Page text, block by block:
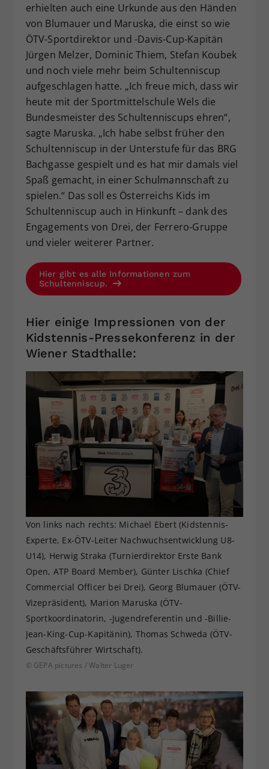
erhielten auch eine Urkunde aus den Händen
von Blumauer und Maruska, die einst so wie
ÖTV-Sportdirektor und -Davis-Cup-Kapitän
Jürgen Melzer, Dominic Thiem, Stefan Koubek
und noch viele mehr beim Schultenniscup
aufgeschlagen hatte. „Ich freue mich, dass wir
heute mit der Sportmittelschule Wels die
Bundesmeister des Schultenniscups ehren“,
sagte Maruska. „Ich habe selbst früher den
Schultenniscup in der Unterstufe für das BRG
Bachgasse gespielt und es hat mir damals viel
Spaß gemacht, in einer Schulmannschaft zu
spielen.“ Das soll es Österreichs Kids im
Schultenniscup auch in Hinkunft – dank des
Engagements von Drei, der Ferrero-Gruppe
und vieler weiterer Partner.
Hier gibt es alle Informationen zum
Schultenniscup.
Hier einige Impressionen von der
Kidstennis-Pressekonferenz in der
Wiener Stadthalle:
Von links nach rechts: Michael Ebert (Kidstennis-
Experte, Ex-ÖTV-Leiter Nachwuchsentwicklung U8-
U14), Herwig Straka (Turnierdirektor Erste Bank
Open, ATP Board Member), Günter Lischka (Chief
Commercial Officer bei Drei), Georg Blumauer (ÖTV-
Vizepräsident), Marion Maruska (ÖTV-
Sportkoordinatorin, -Jugendreferentin und -Billie-
Jean-King-Cup-Kapitänin), Thomas Schweda (ÖTV-
Geschäftsführer Wirtschaft).
© GEPA pictures / Walter Luger